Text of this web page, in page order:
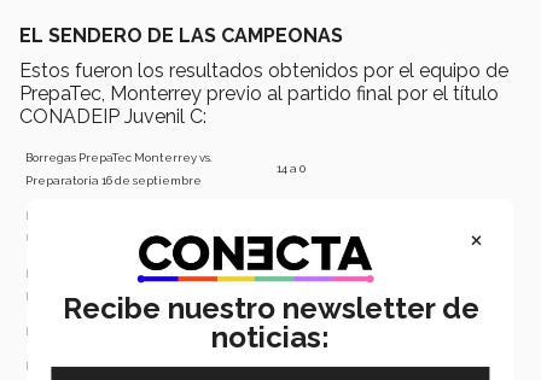
EL SENDERO DE LAS CAMPEONAS
Estos fueron los resultados obtenidos por el equipo de
PrepaTec, Monterrey previo al partido final por el título
CONADEIP Juvenil C:
Borregas PrepaTec Monterrey vs.
Preparatoria 16 de septiembre
14 a 0
Borregas PrepaTec Monterrey vs.
UNITESBA
Borregas PrepaTec Monterrey vs.
Borregas PrepaTec CEM
2 a 0
Borregas PrepaTec Monterrey vs. IPEF 2 a 1
Borregas PrepaTec Monterrey vs.
×
Recibe nuestro newsletter de
noticias: